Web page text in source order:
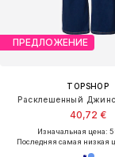
ПРЕДЛОЖЕНИЕ
TOPSHOP
Расклешенный
40,72 €
Изначальная цена:
Последняя самая низкая